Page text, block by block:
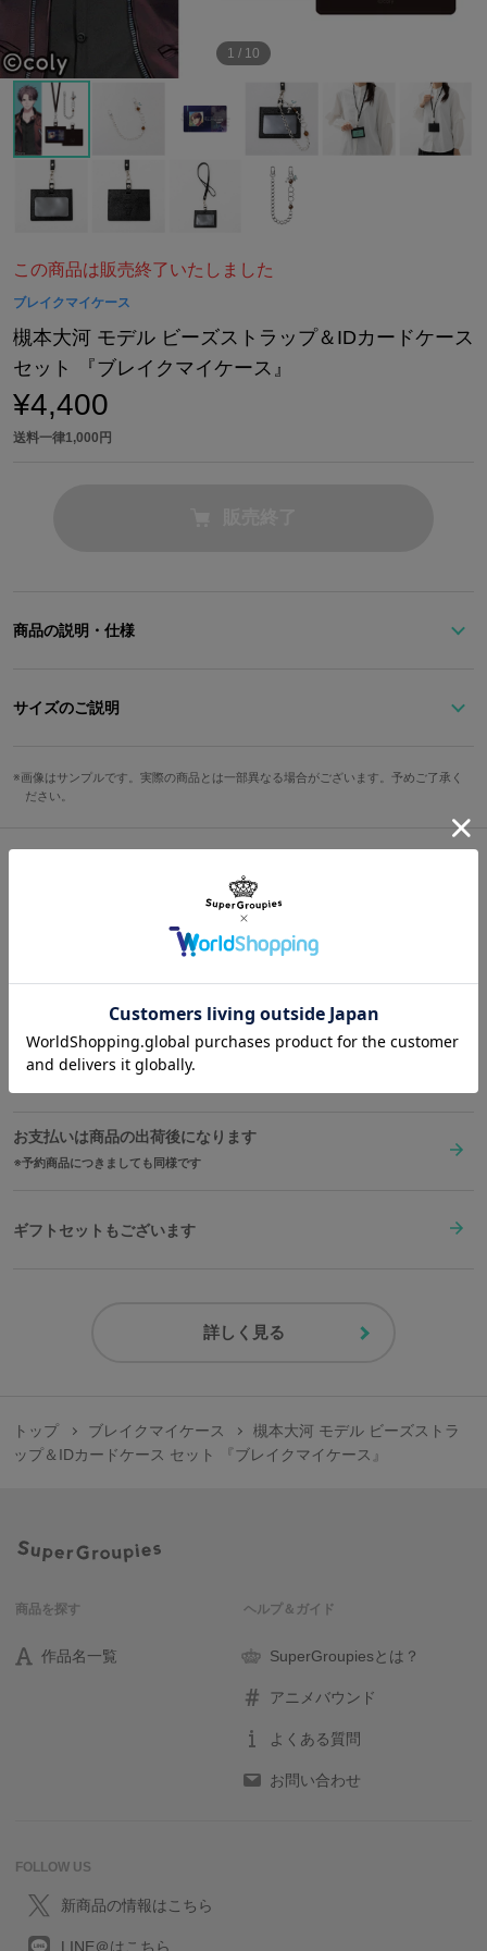
1 / 10
この商品は販売終了いたしました
ブレイクマイケース
槻本大河 モデル ビーズストラップ＆IDカードケース
セット 『ブレイクマイケース』
¥4,400
送料一律1,000円
商品の説明・仕様
槻本大河モデルのビーズストラップ、オリジナルクリアカード、首
ビーズストラップは、シルバーのチェーンとブラウンのビーズを使
用し、槻本大河をイメージ。イニシャルのTとキャラクターカラー
のストーンが映える蝶のチャームで、シックなデザインに仕上げま
した。
普段使いしやすいブラックを基調としたシンプルな首掛けIDカード
ケースは、全Aporiaスタッフ共通デザイン。蝶のアイコンがワンポ
※一部画像はデザイン画です。実際の商品とはデザインや仕様が変更となる場
合がございます。予めご了承ください。
原産国／ 中国
素材／ IDカードケース：合成皮革、ポリエステル、ポリ塩化ビニール ビーズ
サイズのご説明
全長
約9.1cm
ストラップ長さ
約8cm 約10.5cm 約85cm
画像はサンプルです。実際の商品とは一部異なる場合がございます。予めご了承く
ださい。
お買い物で困った時はこちらをチェック
在庫商品は2〜4営業日以内に出荷
お支払いは商品の出荷後になります
予約商品につきましても同様です
ギフトセットもございます
詳しく見る
トップ ブレイクマイケース
槻本大河 モデル ビーズストラ
ップ＆IDカードケース セット 『ブレイクマイケース』
商品を探す
作品名一覧
ヘルプ＆ガイド
SuperGroupiesとは？
アニメバウンド
よくある質問
お問い合わせ
FOLLOW US
新商品の情報はこちら
LINE＠はこちら